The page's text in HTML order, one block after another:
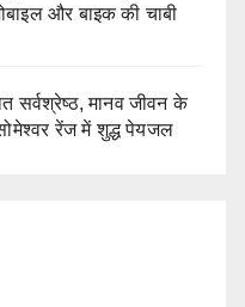
और बाइक की चाबी
सर्वश्रेष्ठ, मानव जीवन के
रेंज में शुद्ध पेयजल